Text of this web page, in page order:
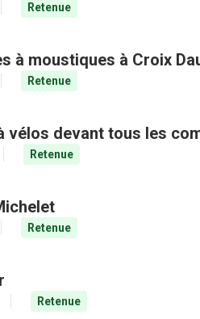
Retenue
à moustiques à Croix
Retenue
vélos devant tous les
Retenue
Retenue
Retenue